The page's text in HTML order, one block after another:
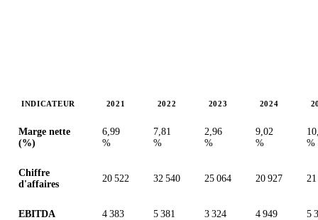
INDICATEUR 2021 2022 2023 2024
Marge nette
(%)
6,99
%
7,81
%
2,96
%
9,02
%
%
Chiffre
d'affaires
20 522 32 540 25 064 20 927
EBITDA 4 383 5 381 3 324 4 949 5